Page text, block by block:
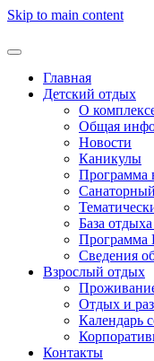
Skip to main content
Главная
Детский отдых
О
Общая
Новости
Каникулы
Программа
База
Программа
Cведения
Взрослый отдых
Отдых и
Календарь
Контакты